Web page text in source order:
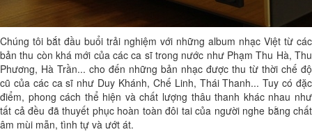
Chúng tôi bắt đầu buổi trải nghiệm với những album nhạc Việt từ các
bản thu còn khá mới của các ca sĩ trong nước như Phạm Thu Hà, Thu
Phương, Hà Trần... cho đến những bản nhạc được thu từ thời chế độ
cũ của các ca sĩ như Duy Khánh, Chế Linh, Thái Thanh... Tuy có đặc
điểm, phong cách thể hiện và chất lượng thâu thanh khác nhau như
tất cả đều đã thuyết phục hoàn toàn đôi tai của người nghe bằng chất
âm mùi mẫn, tình tự và ướt át.